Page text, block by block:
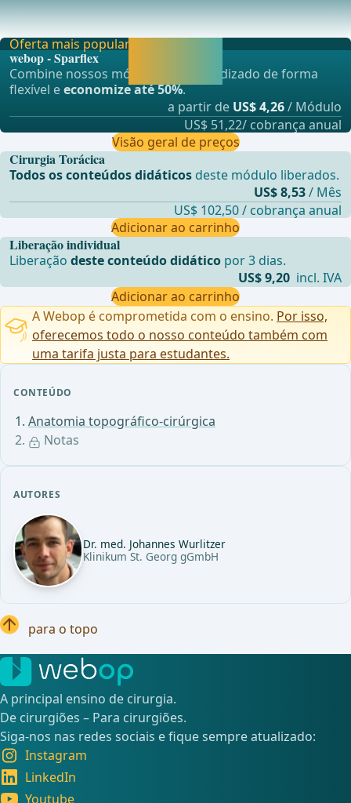
CONTEÚDO
Anatomia topográfico-cirúrgica
Notas
AUTORES
Dr. med. Johannes Wurlitzer
Klinikum St. Georg gGmbH
Os linfonodos mediastinais formam os linfonodos N2
ipsilaterais e os linfonodos N3 contralaterais.
Liberação individual
Liberaçãodeste conteúdo didático por 3 dias.
US$ 9,20 incl. IVA
Adicionar ao carrinho
Oferta mais popular
webop - Sparflex
Combine nossos módulos de aprendizado de forma
flexível eeconomize até 50%.
a partir de US$ 4,26/ Módulo
US$ 51,22/ cobrança anual
Visão geral de preços
Cirurgia Torácica
Todos os conteúdos didáticos deste módulo liberados.
US$ 8,53/ Mês
US$ 102,50 / cobrança anual
Adicionar ao carrinho
A Webop é comprometida com o ensino. Por isso,
oferecemos todo o nosso conteúdo também com
uma tarifa justa para estudantes.
para o topo
A principal ensino de cirurgia.
De cirurgiões – Para cirurgiões.
Siga-nos nas redes sociais e fique sempre atualizado:
Instagram
LinkedIn
Youtube